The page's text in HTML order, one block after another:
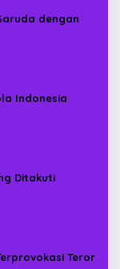
dengan
Indonesia
Ditakuti
Teror